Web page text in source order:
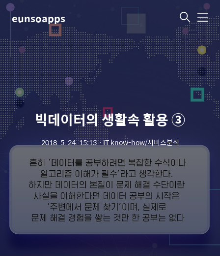
eunsoapps 메
뉴
빅데이터의 생활속 활용 ③
2018. 5. 24. 15:13ㆍIT know-how/서비스분석